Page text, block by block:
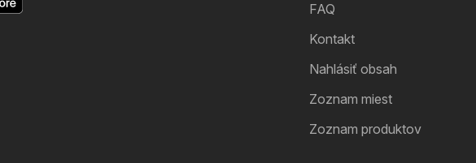
FAQ
Kontakt
Nahlásiť obsah
Zoznam miest
Zoznam produktov